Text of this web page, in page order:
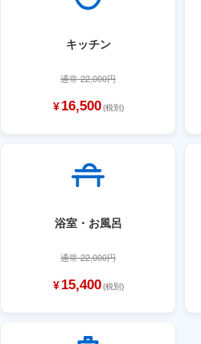
キッチン
通常 22,000円
¥ 16,500 (税別)
浴室・お風呂
通常 22,000円
¥ 15,400 (税別)